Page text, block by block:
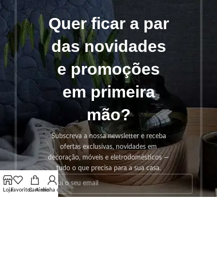
Quer ficar a par
das novidades
e promoções
em primeira
mão?
Subscreva a nossa newsletter e receba
ofertas exclusivas, novidades em
decoração, móveis e eletrodomésticos —
tudo o que precisa para a sua casa.
LojaFavoritosCarrinho
A minha conta